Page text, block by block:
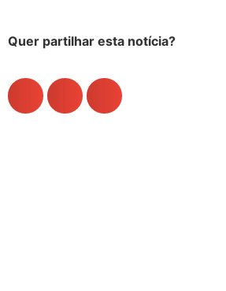
Quer partilhar esta notícia?